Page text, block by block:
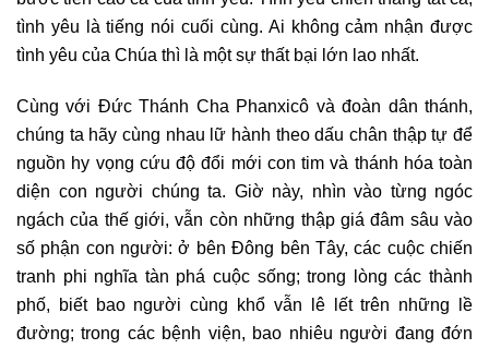
tình yêu là tiếng nói cuối cùng. Ai không cảm nhận được
tình yêu của Chúa thì là một sự thất bại lớn lao nhất.
Cùng với Đức Thánh Cha Phanxicô và đoàn dân thánh,
chúng ta hãy cùng nhau lữ hành theo dấu chân thập tự để
nguồn hy vọng cứu độ đổi mới con tim và thánh hóa toàn
diện con người chúng ta. Giờ này, nhìn vào từng ngóc
ngách của thế giới, vẫn còn những thập giá đâm sâu vào
số phận con người: ở bên Đông bên Tây, các cuộc chiến
tranh phi nghĩa tàn phá cuộc sống; trong lòng các thành
phố, biết bao người cùng khổ vẫn lê lết trên những lề
đường; trong các bệnh viện, bao nhiêu người đang đớn